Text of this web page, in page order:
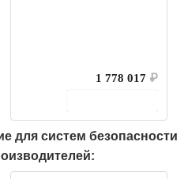
1 778 017 ₽
для систем безопасности